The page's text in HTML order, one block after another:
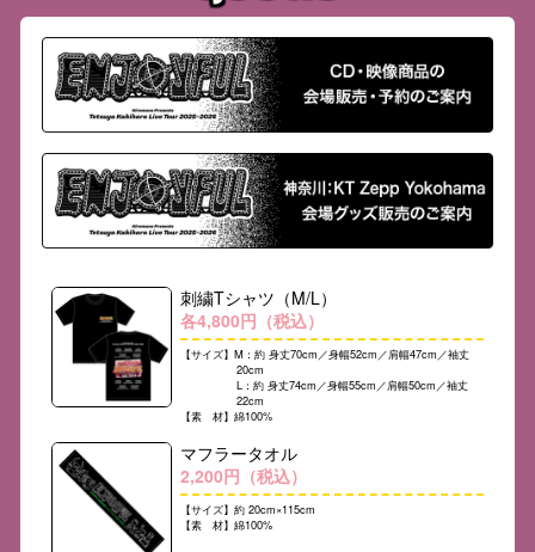
刺繍Tシャツ（M/L）
各4,800円（税込）
【サイズ】M：約 身丈70cm／身幅52cm／肩幅47cm／袖丈
20cm
L：約 身丈74cm／身幅55cm／肩幅50cm／袖丈
22cm
【素 材】綿100%
マフラータオル
2,200円（税込）
【サイズ】約 20cm×115cm
【素 材】綿100%